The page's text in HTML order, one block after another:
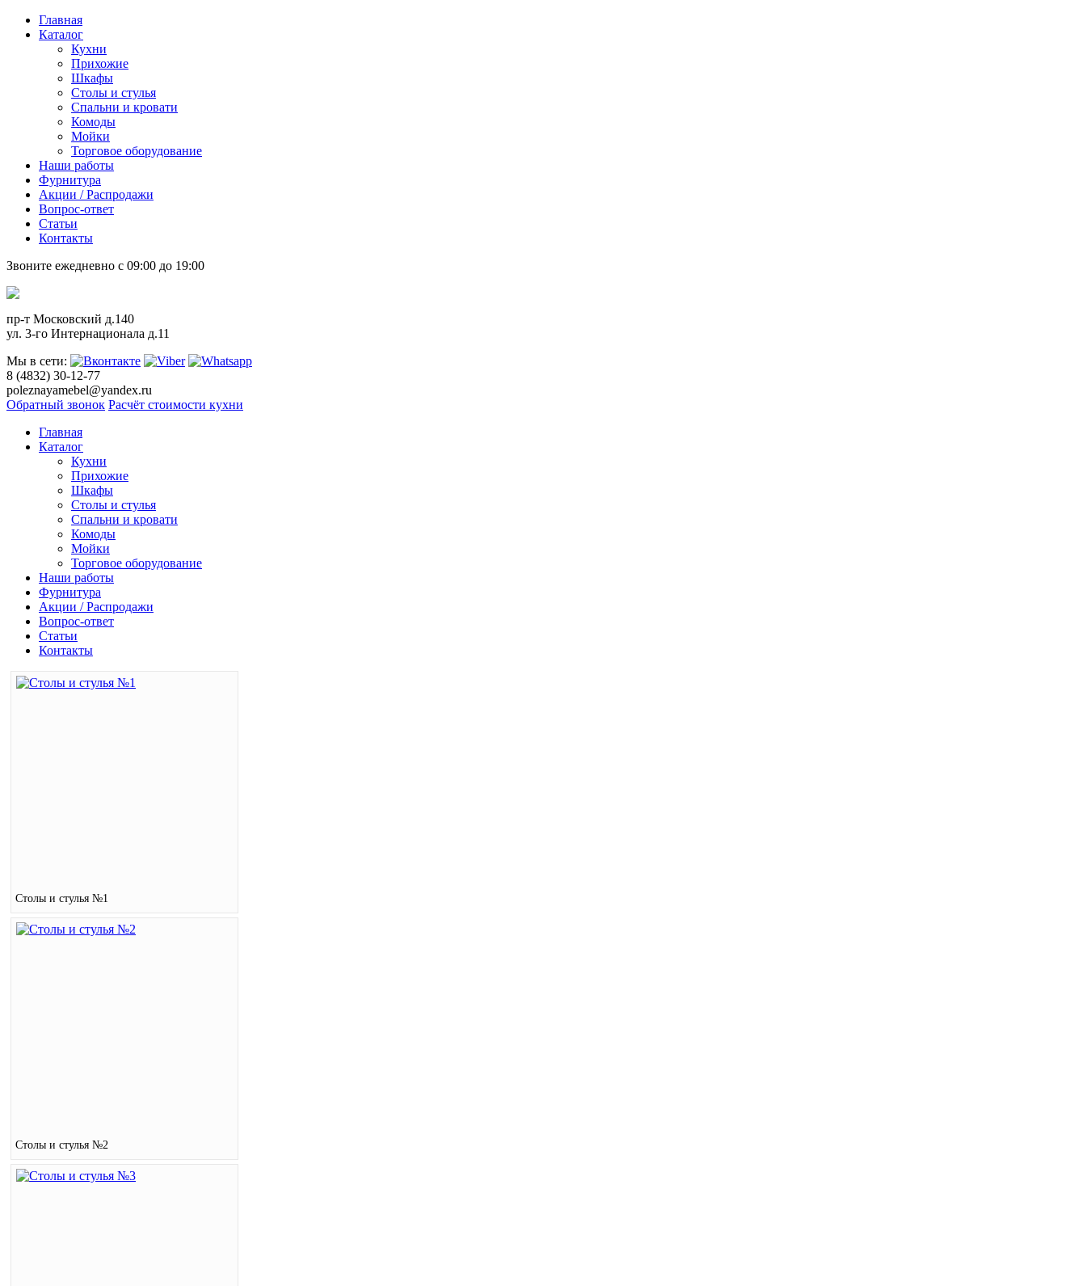
Главная
Каталог
Кухни
Прихожие
Шкафы
Столы и стулья
Спальни и кровати
Комоды
Мойки
Торговое оборудование
Наши работы
Фурнитура
Акции / Распродажи
Вопрос-ответ
Статьи
Контакты
Звоните ежедневно с 09:00 до 19:00
пр-т Московский д.140
ул. 3-го Интернационала д.11
Мы в сети:
8 (4832) 30-12-77
poleznayamebel@yandex.ru
Обратный звонок Расчёт стоимости кухни
Главная
Каталог
Кухни
Прихожие
Шкафы
Столы и стулья
Спальни и кровати
Комоды
Мойки
Торговое оборудование
Наши работы
Фурнитура
Акции / Распродажи
Вопрос-ответ
Статьи
Контакты
Столы и стулья №1
Столы и стулья №2